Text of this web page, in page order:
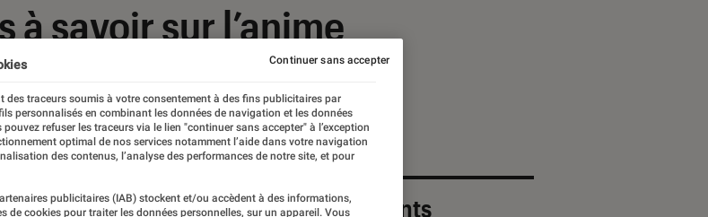
à savoir sur l’anime
Les plus récents
des traceurs soumis à votre consentement à des fins publicitaires par
personnalisés en combinant les données de navigation et les données
pouvez refuser les traceurs via le lien "continuer sans accepter" à l’exception
optimal de nos services notamment l’aide dans votre navigation
des contenus, l’analyse des performances de notre site, et pour
publicitaires (IAB) stockent et/ou accèdent à des informations,
de cookies pour traiter les données personnelles, sur un appareil. Vous
Continuer sans accepter